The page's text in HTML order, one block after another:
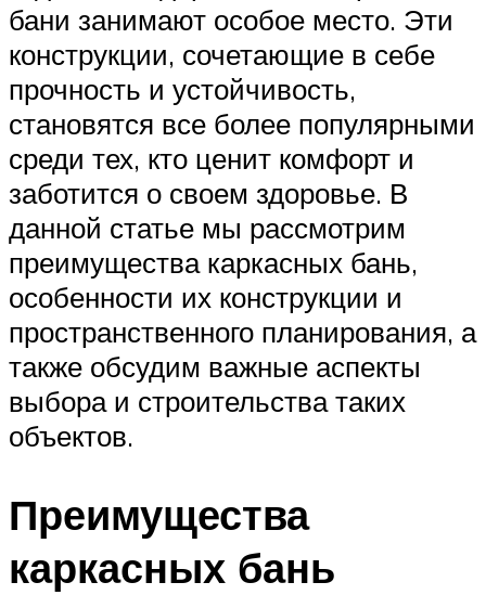
бани занимают особое место. Эти
конструкции, сочетающие в себе
прочность и устойчивость,
становятся все более популярными
среди тех, кто ценит комфорт и
заботится о своем здоровье. В
данной статье мы рассмотрим
преимущества каркасных бань,
особенности их конструкции и
пространственного планирования, а
также обсудим важные аспекты
выбора и строительства таких
объектов.
Преимущества
каркасных бань